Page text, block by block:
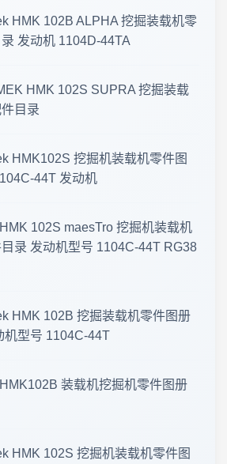
械零件图册 · 更新公告
2026年7月6日 上新 工程机械零件图册 · 更新公告
2026年6月30日 工程机械与农机零件图册更新公告
更新公告 2026年8月5日
2026年8月1日 更新 工程机械零件图册 · 资料更新公告
告 2026年7月30日
HMK 102B ALPHA 挖掘装载机零
发动机 1104D-44TA
HMK 102S SUPRA 挖掘装载
目录
HMK102S 挖掘机装载机零件图
44T 发动机
102S maesTro 挖掘机装载机
录 发动机型号 1104C-44T RG38
HMK 102B 挖掘装载机零件图册
机型号 1104C-44T
装载机挖掘机零件图册
HMK 102S 挖掘机装载机零件图